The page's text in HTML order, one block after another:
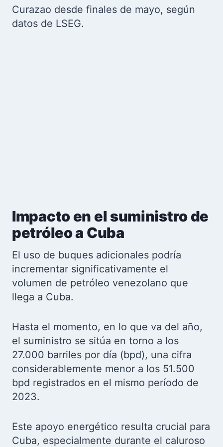
Curazao desde finales de mayo, según
datos de LSEG.
Impacto en el suministro de
petróleo a Cuba
El uso de buques adicionales podría
incrementar significativamente el
volumen de petróleo venezolano que
llega a Cuba.
Hasta el momento, en lo que va del año,
el suministro se sitúa en torno a los
27.000 barriles por día (bpd), una cifra
considerablemente menor a los 51.500
bpd registrados en el mismo período de
2023.
Este apoyo energético resulta crucial para
Cuba, especialmente durante el caluroso